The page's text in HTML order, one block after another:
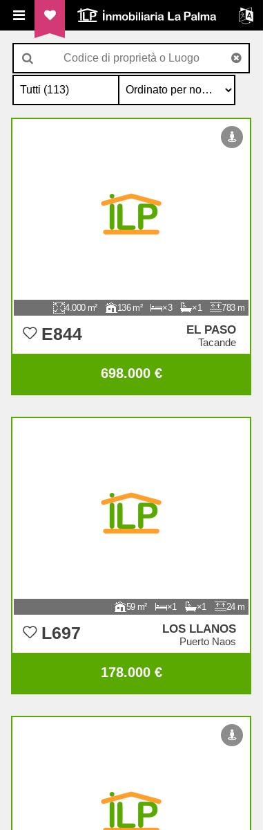
ILP Inmobiliaria La Palma
4.000 136 3 1 783
E844 EL PASO
Tacande
698.000 €
59 1 1 24
L697 LOS LLANOS
Puerto Naos
178.000 €